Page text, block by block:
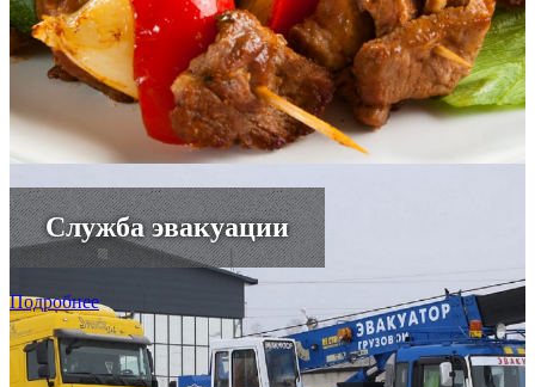
Служба эвакуации
Подробнее